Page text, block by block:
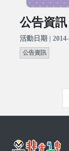
公告資
活動日期 |
公告資訊